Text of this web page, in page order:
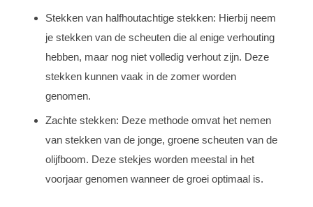
Stekken van halfhoutachtige stekken: Hierbij neem
je stekken van de scheuten die al enige verhouting
hebben, maar nog niet volledig verhout zijn. Deze
stekken kunnen vaak in de zomer worden
genomen.
Zachte stekken: Deze methode omvat het nemen
van stekken van de jonge, groene scheuten van de
olijfboom. Deze stekjes worden meestal in het
voorjaar genomen wanneer de groei optimaal is.